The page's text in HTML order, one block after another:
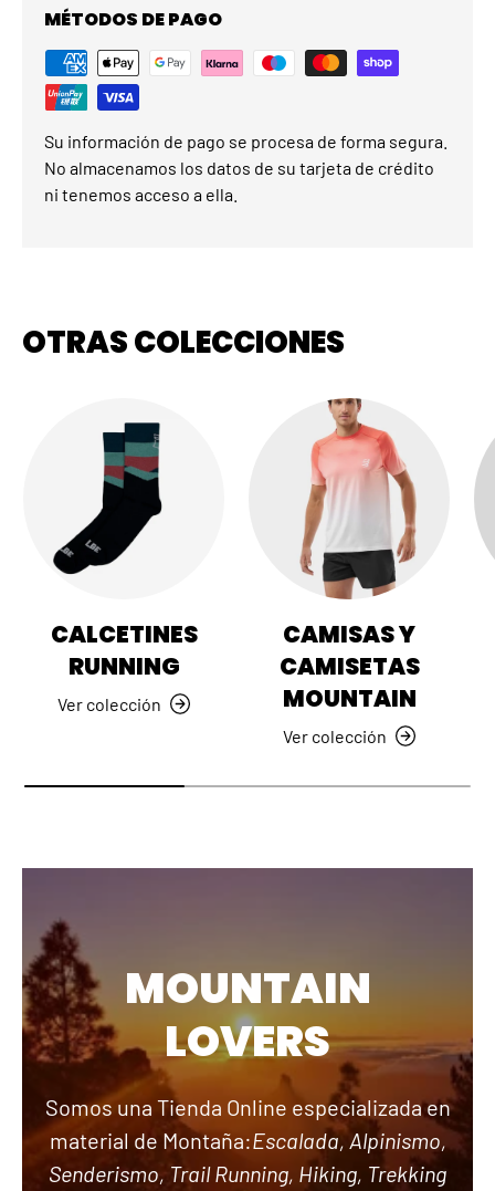
MÉTODOS DE PAGO
Su información de pago se procesa de forma segura.
No almacenamos los datos de su tarjeta de crédito
ni tenemos acceso a ella.
OTRAS COLECCIONES
CALCETINES
RUNNING
Ver colección
CAMISAS Y
CAMISETAS
MOUNTAIN
Ver colección
MOUNTAIN
LOVERS
Somos una Tienda Online especializada en
material de Montaña:Escalada, Alpinismo,
Senderismo, Trail Running, Hiking, Trekking